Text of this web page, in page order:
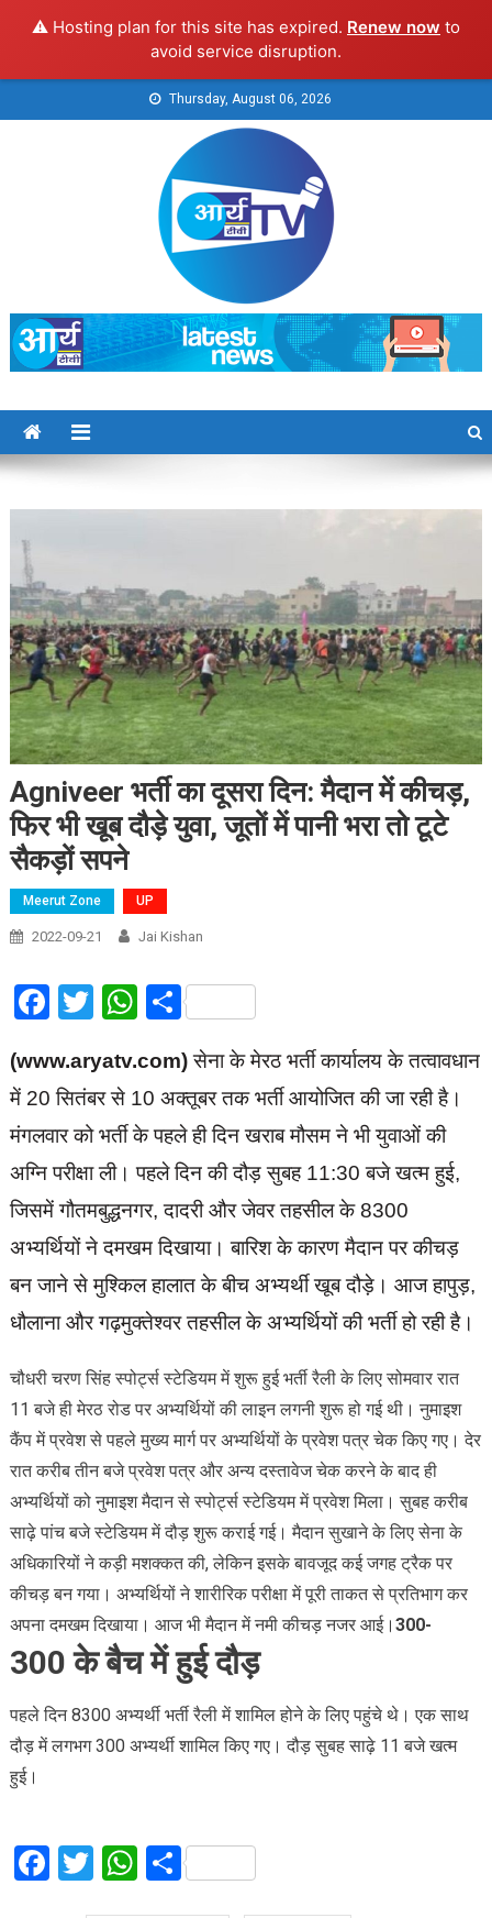
⚠️ Hosting plan for this site has expired. Renew now to
avoid service disruption.
to
Thursday, August 06, 2026
Arya TV
Agniveer भर्ती का दूसरा दिन: मैदान में कीचड़,
फिर भी खूब दौड़े युवा, जूतों में पानी भरा तो टूटे
सैकड़ों सपने
Meerut Zone UP
2022-09-21 Jai Kishan
Facebook
Twitter
WhatsApp
Share
(www.aryatv.com)सेना के मेरठ भर्ती कार्यालय के तत्वावधान
में 20 सितंबर से 10 अक्तूबर तक भर्ती आयोजित की जा रही है।
मंगलवार को भर्ती के पहले ही दिन खराब मौसम ने भी युवाओं की
अग्नि परीक्षा ली। पहले दिन की दौड़ सुबह 11:30 बजे खत्म हुई,
जिसमें गौतमबुद्धनगर, दादरी और जेवर तहसील के 8300
अभ्यर्थियों ने दमखम दिखाया। बारिश के कारण मैदान पर कीचड़
बन जाने से मुश्किल हालात के बीच अभ्यर्थी खूब दौड़े। आज हापुड़,
धौलाना और गढ़मुक्तेश्वर तहसील के अभ्यर्थियों की भर्ती हो रही है।
चौधरी चरण सिंह स्पोर्ट्स स्टेडियम में शुरू हुई भर्ती रैली के लिए सोमवार रात
11 बजे ही मेरठ रोड पर अभ्यर्थियों की लाइन लगनी शुरू हो गई थी। नुमाइश
कैंप में प्रवेश से पहले मुख्य मार्ग पर अभ्यर्थियों के प्रवेश पत्र चेक किए गए। देर
रात करीब तीन बजे प्रवेश पत्र और अन्य दस्तावेज चेक करने के बाद ही
अभ्यर्थियों को नुमाइश मैदान से स्पोर्ट्स स्टेडियम में प्रवेश मिला। सुबह करीब
साढ़े पांच बजे स्टेडियम में दौड़ शुरू कराई गई। मैदान सुखाने के लिए सेना के
अधिकारियों ने कड़ी मशक्कत की, लेकिन इसके बावजूद कई जगह ट्रैक पर
कीचड़ बन गया। अभ्यर्थियों ने शारीरिक परीक्षा में पूरी ताकत से प्रतिभाग कर
अपना दमखम दिखाया। आज भी मैदान में नमी कीचड़ नजर आई। 300-
300 के बैच में हुई दौड़
पहले दिन 8300 अभ्यर्थी भर्ती रैली में शामिल होने के लिए पहुंचे थे। एक साथ
दौड़ में लगभग 300 अभ्यर्थी शामिल किए गए। दौड़ सुबह साढ़े 11 बजे खत्म
हुई।
Facebook
Twitter
WhatsApp
Share